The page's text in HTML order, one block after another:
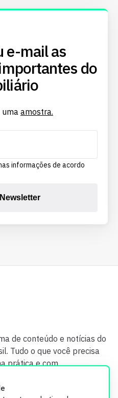
e-mail as
do
uma amostra.
informações de acordo
de conteúdo e notícias do
Tudo o que você precisa
prática e com